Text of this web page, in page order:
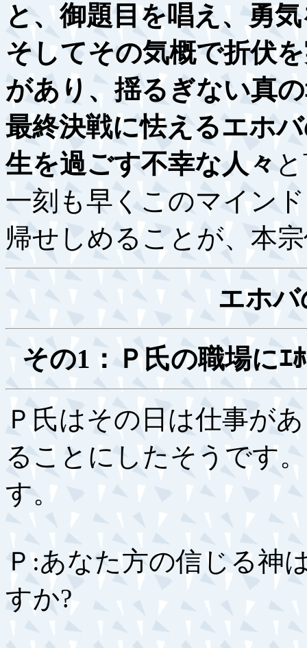
と、御題目を唱え、勇
そしてその気概で折伏
があり、揺るぎない真
最終決戦に怯えるエホ
生を過ごす不幸な人々
一刻も早くこのマイン
帰せしめることが、本
エホ
その1：Ｐ氏の職場にｴ
Ｐ氏はその日は仕事が
ることにしたそうです
す。
Ｐ:あなた方の信じる神
すか?